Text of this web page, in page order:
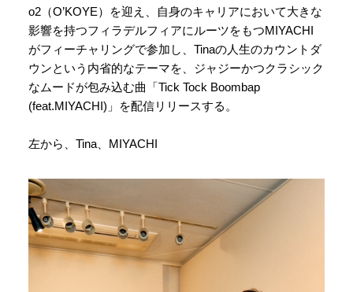
o2（O’KOYE）を迎え、自身のキャリアにおいて大きな
影響を持つフィラデルフィアにルーツをもつMIYACHI
がフィーチャリングで参加し、Tinaの人生のカウントダ
ウンという内省的なテーマを、ジャジーかつクラシック
なムードが包み込む曲「Tick Tock Boombap
(feat.MIYACHI)」を配信リリースする。
左から、Tina、MIYACHI